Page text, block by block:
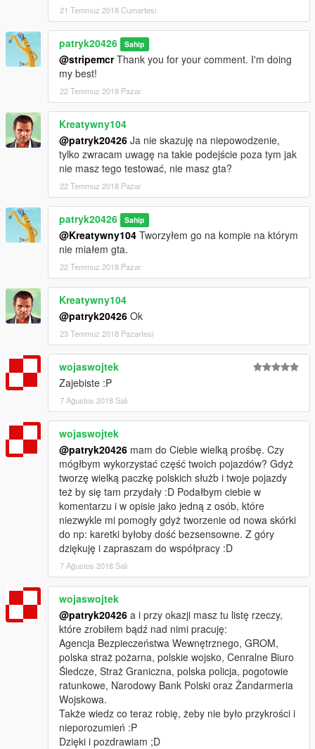
21 Temmuz 2018 Cumartesi
patryk20426 Sahip
@stripemcrThank you for your comment. I'm doing
my best!
22 Temmuz 2018 Pazar
Kreatywny104
@patryk20426 Ja nie skazuję na niepowodzenie,
tylko zwracam uwagę na takie podejście poza tym jak
nie masz tego testować, nie masz gta?
22 Temmuz 2018 Pazar
patryk20426 Sahip
@Kreatywny104 Tworzyłem go na kompie na którym
nie miałem gta.
22 Temmuz 2018 Pazar
Kreatywny104
@patryk20426 Ok
23 Temmuz 2018 Pazartesi
wojaswojtek
Zajebiste :P
7 Ağustos 2018 Salı
wojaswojtek
@patryk20426 mam do Ciebie wielką prośbę. Czy
mógłbym wykorzystać część twoich pojazdów? Gdyż
tworzę wielką paczkę polskich służb i twoje pojazdy
też by się tam przydały :D Podałbym ciebie w
komentarzu i w opisie jako jedną z osób, które
niezwykle mi pomogły gdyż tworzenie od nowa skórki
do np: karetki byłoby dość bezsensowne. Z góry
dziękuję i zapraszam do współpracy :D
7 Ağustos 2018 Salı
wojaswojtek
@patryk20426 a i przy okazji masz tu listę rzeczy,
które zrobiłem bądź nad nimi pracuję:
Agencja Bezpieczeństwa Wewnętrznego, GROM,
polska straż pożarna, polskie wojsko, Cenralne Biuro
Śledcze, Straż Graniczna, polska policja, pogotowie
ratunkowe, Narodowy Bank Polski oraz Żandarmeria
Wojskowa.
Także wiedz co teraz robię, żeby nie było przykrości i
nieporozumień :P
Dzięki i pozdrawiam ;D